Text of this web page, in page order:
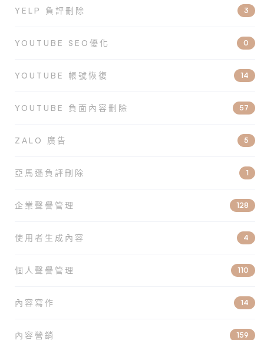
YELP 負評刪除 3
YOUTUBE SEO優化 0
YOUTUBE 帳號恢復 14
YOUTUBE 負面內容刪除 57
ZALO 廣告 5
亞馬遜負評刪除 1
企業聲譽管理 128
使用者生成內容 4
個人聲譽管理 110
內容寫作 14
內容營銷 159